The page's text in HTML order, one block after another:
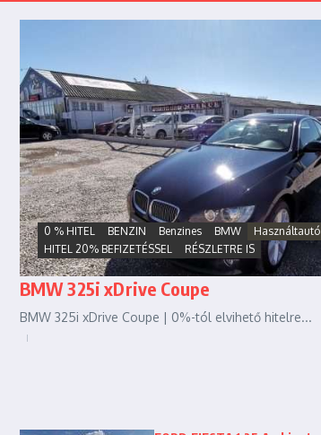
0 % HITEL BENZIN Benzines BMW
Használtautó
HITEL 20% BEFIZETÉSSEL
RÉSZLETRE IS
BMW 325i xDrive Coupe
BMW 325i xDrive Coupe | 0%-tól elvihető hitelre...